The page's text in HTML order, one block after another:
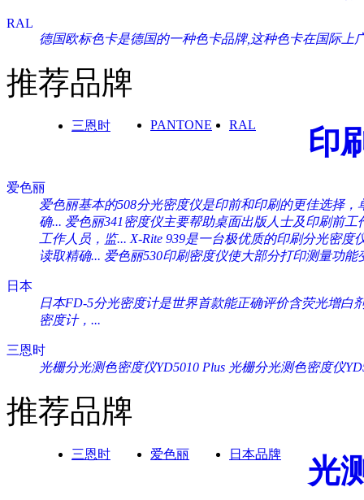
RAL
德国欧标色卡是德国的一种色卡品牌,这种色卡在国际上
推荐品牌
三恩时 PANTONE RAL 印
爱色丽
爱色丽基本的508分光密度仪是印前和印刷的更佳选择，
确... 爱色丽341密度仪主要帮助桌面出版人士及印刷前工
工作人员，监... X-Rite 939是一台极优质的印刷分光密度
读取精确... 爱色丽530印刷密度仪使大部分打印测量功能
日本
日本FD-5分光密度计是世界首款能正确评价含荧光增白
密度计，...
三恩时
光栅分光测色密度仪YD5010 Plus 光栅分光测色密度仪
推荐品牌
三恩时 爱色丽 日本品牌 光